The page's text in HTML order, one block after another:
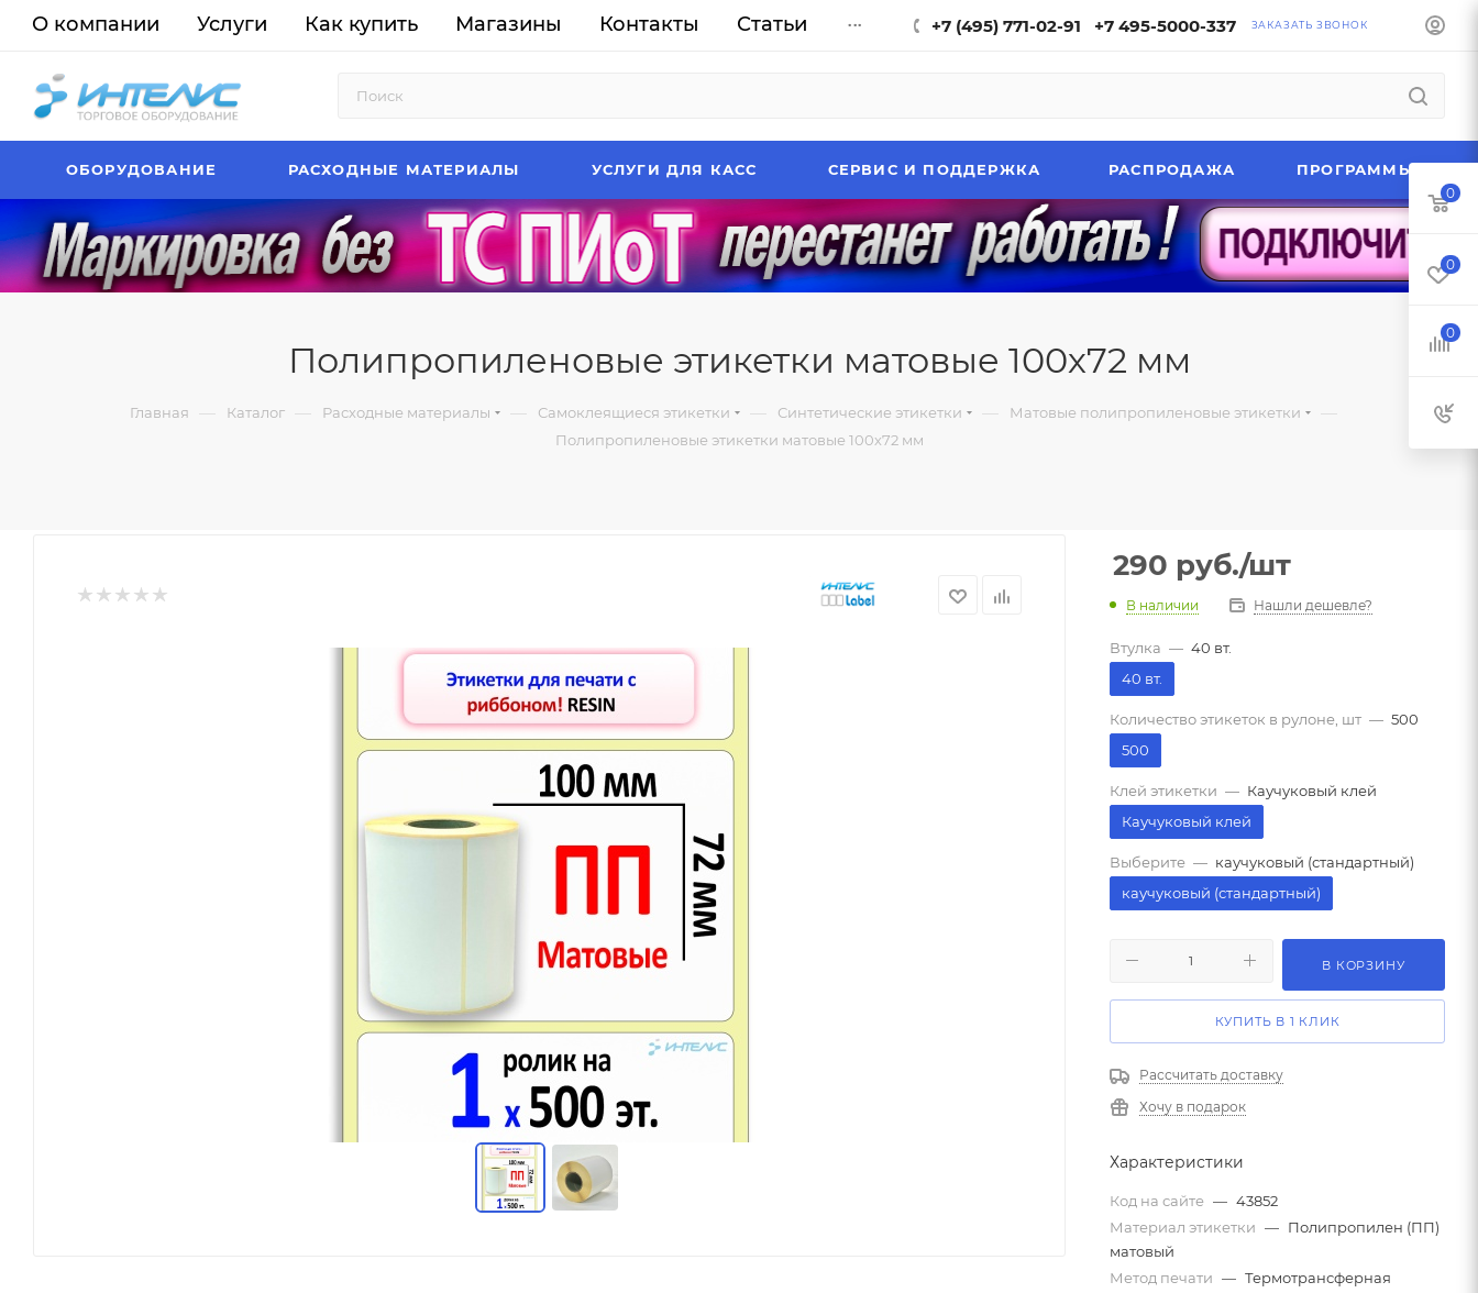
О компании Услуги Как купить Магазины Контакты Статьи ... +7 (495) 771-02-91 +7 495-5000-337 ЗАКАЗАТЬ ЗВОНОК
ОБОРУДОВАНИЕ РАСХОДНЫЕ МАТЕРИАЛЫ УСЛУГИ ДЛЯ КАСС СЕРВИС И ПОДДЕРЖКА РАСПРОДАЖА ПРОГРАММЫ
Полипропиленовые этикетки матовые 100х72 мм
Главная — Каталог — Расходные материалы — Самоклеящиеся этикетки — Синтетические этикетки — Матовые полипропиленовые этикетки —
Полипропиленовые этикетки матовые 100х72 мм
290 руб./шт
В наличии Нашли дешевле?
Втулка — 40 вт.
40 вт.
Количество этикеток в рулоне, шт — 500
500
Клей этикетки — Каучуковый клей
Каучуковый клей
Выберите — каучуковый (стандартный)
каучуковый (стандартный)
В КОРЗИНУ
КУПИТЬ В 1 КЛИК
Рассчитать доставку
Хочу в подарок
Характеристики
Код на сайте — 43852
Материал этикетки — Полипропилен (ПП)
матовый
Метод печати — Термотрансферная
0
0
0